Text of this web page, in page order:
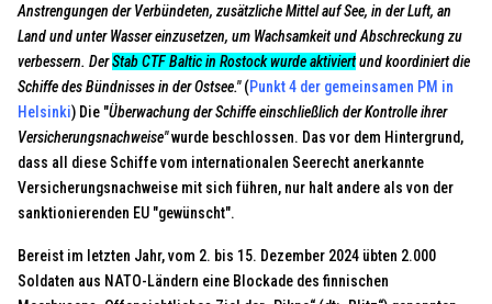
Anstrengungen der Verbündeten, zusätzliche Mittel auf See, in der Luft, an
Land und unter Wasser einzusetzen, um Wachsamkeit und Abschreckung zu
verbessern. DerStab CTF Baltic in Rostock wurde aktiviertund koordiniert die
Schiffe des Bündnisses in der Ostsee."(Punkt 4 der gemeinsamen PM in
Helsinki) Die "Überwachung der Schiffe einschließlich der Kontrolle ihrer
Versicherungsnachweise"wurde beschlossen. Das vor dem Hintergrund,
dass all diese Schiffe vom internationalen Seerecht anerkannte
Versicherungsnachweise mit sich führen, nur halt andere als von der
sanktionierenden EU "gewünscht".
Bereist im letzten Jahr, vom 2. bis 15. Dezember 2024 übten 2.000
Soldaten aus NATO-Ländern eine Blockade des finnischen